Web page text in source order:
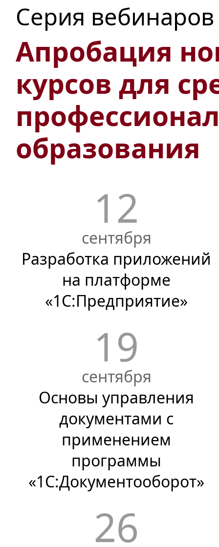
Серия вебинаров
Апробация
курсов для
образования
12
сентября
Разработка приложений
на платформе
«1С:Предприятие»
19
сентября
Основы управления
документами с
применением
программы
«1С:Документооборот»
26